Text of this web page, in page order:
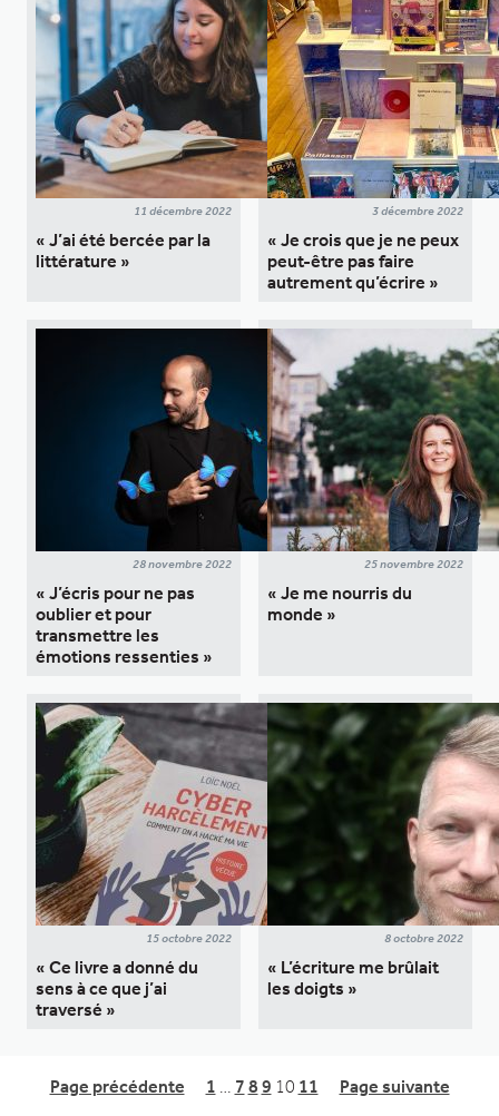
11 décembre 2022
« J’ai été bercée par la
littérature »
3 décembre 2022
« Je crois que je ne peux
peut-être pas faire
autrement qu’écrire »
28 novembre 2022
« J’écris pour ne pas
oublier et pour
transmettre les
émotions ressenties »
25 novembre 2022
« Je me nourris du
monde »
15 octobre 2022
« Ce livre a donné du
sens à ce que j’ai
traversé »
8 octobre 2022
« L’écriture me brûlait
les doigts »
Page précédente 1 7 8 9 10 11 Page suivante